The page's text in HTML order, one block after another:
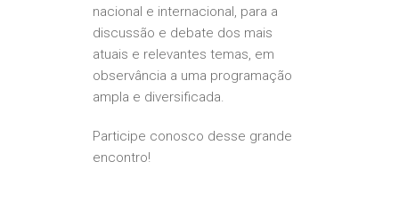
nacional e internacional, para a
discussão e debate dos mais
atuais e relevantes temas, em
observância a uma programação
ampla e diversificada.
Participe conosco desse grande
encontro!